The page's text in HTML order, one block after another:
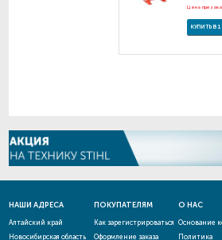
Цена при
КУПИТЬ В
НАШИ АДРЕСА
Алтайский край
Новосибирская область
ПОКУПАТЕЛЯМ
Как зарегистрироваться
Оформление заказа
О НАС
Основание
Политика